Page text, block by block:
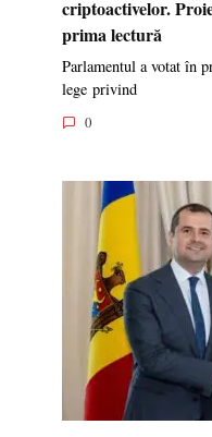
criptoactivelor.
prima lectură
Parlamentul a votat în
lege privind
0